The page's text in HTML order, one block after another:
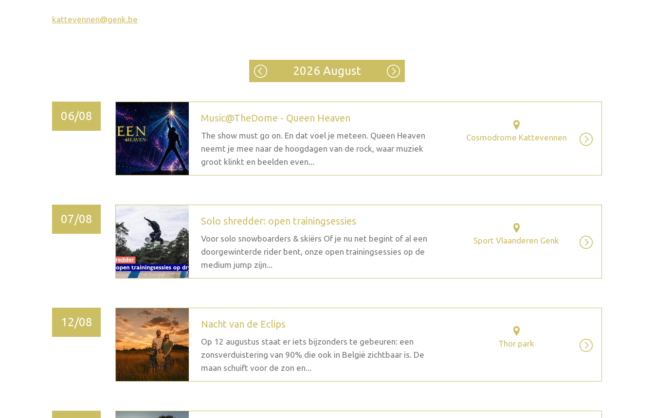
kattevennen@genk.be
2026 August
06/08 Music@TheDome - Queen Heaven
The show must go on. En dat voel je meteen. Queen Heaven
neemt je mee naar de hoogdagen van de rock, waar muziek
groot klinkt en beelden even...
Cosmodrome Kattevennen
07/08 Solo shredder: open trainingsessies
Voor solo snowboarders & skiërs Of je nu net begint of al een
doorgewinterde rider bent, onze open trainingsessies op de
medium jump zijn...
Sport Vlaanderen Genk
12/08 Nacht van de Eclips
Op 12 augustus staat er iets bijzonders te gebeuren: een
zonsverduistering van 90% die ook in België zichtbaar is. De
maan schuift voor de zon en...
Thor park